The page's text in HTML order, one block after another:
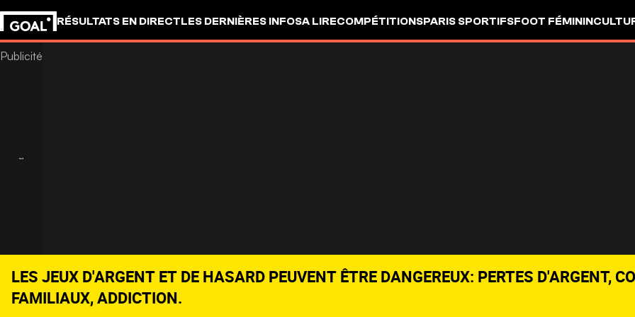
RÉSULTATS EN DIRECTLES DERNIÈRES INFOSA LIRECOMPÉTITIONSPARIS SPORTIFSFOOT FÉMININ
LES JEUX D'ARGENT ET DE HASARD PEUVENT ÊTRE DANGEREUX: PERTES D'ARGENT,
FAMILIAUX, ADDICTION.